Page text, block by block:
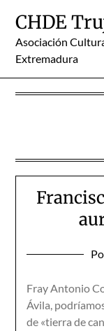
content
CHDE
Asociación
Extremadura
Fray Antonio
Ávila,
de «tierra de